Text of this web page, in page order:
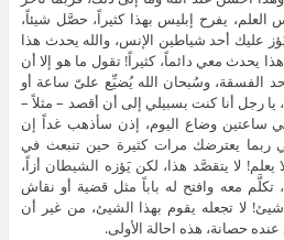
يفرح إبليس بهذا كثيراً، حصَّل شيئاً،
عليك أحد شياطين الإنس، والله يحدث هذا
يحدث معي دائماً، كثيراً! تقول ما هو إلا أن
الفسقة، وسُبحان الله يُضيِّع علىّ ساعة أو
رجل أنا كنت بسبيلي إلى أن أقصد – مثلاً –
ساعتين وضاع اليوم، إذن سأذهب غداً إن
ربما يعترضك مرات كثيرة حين تنبعث في
يعلم! لا يتقصَّد هذا، لكن يَؤزه الشيطان أزاً،
تكلَّم معه وافتح له باباً مثل قضية أو نقاش
لا تجعله يقوم بهذا الشيئ، من غير أن
حصانة، هذه احالة الأولى.